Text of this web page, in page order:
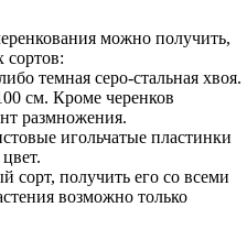
можно получить,
сортов:
темная серо-стальная хвоя.
см. Кроме черенков
размножения.
игольчатые пластинки
сорт, получить его со всеми
возможно только